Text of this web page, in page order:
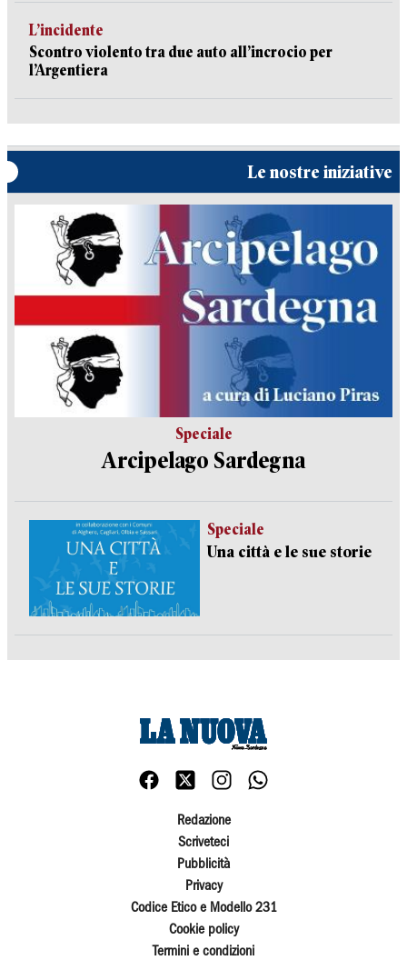
L’incidente
Scontro violento tra due auto all’incrocio per
l’Argentiera
Le nostre iniziative
Speciale
Arcipelago Sardegna
Speciale
Una città e le sue storie
Redazione
Scriveteci
Pubblicità
Privacy
Codice Etico e Modello 231
Cookie policy
Termini e condizioni